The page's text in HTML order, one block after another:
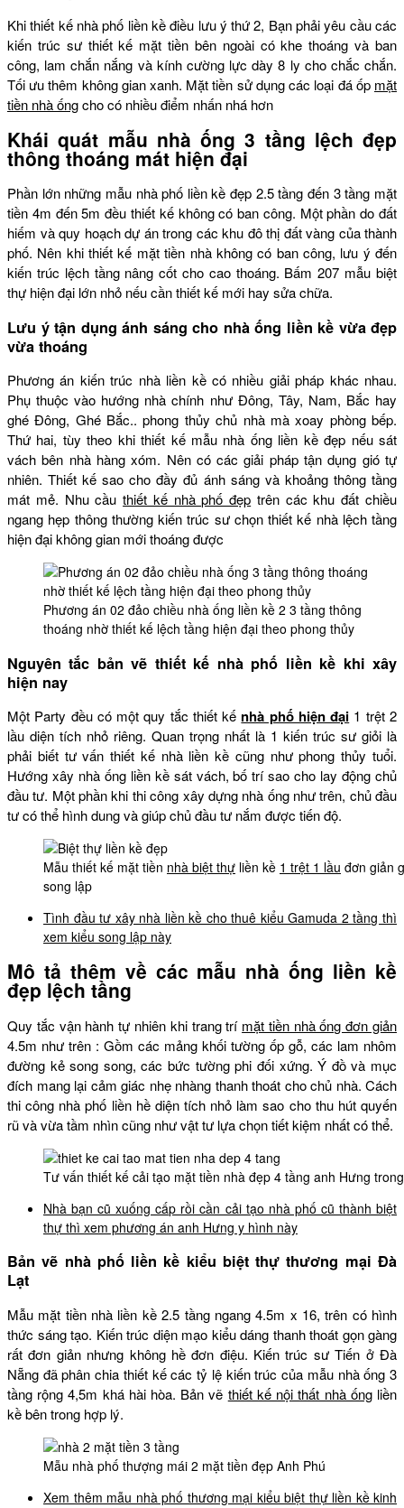
Khi thiết kế nhà phố liền kề điều lưu ý thứ 2, Bạn phải yêu cầu các
kiến trúc sư thiết kế mặt tiền bên ngoài có khe thoáng và ban
công, lam chắn nắng và kính cường lực dày 8 ly cho chắc chắn.
Tối ưu thêm không gian xanh. Mặt tiền sử dụng các loại đá ốp mặt
tiền nhà ốngcho có nhiều điểm nhấn nhá hơn
Khái quát mẫu nhà ống 3 tầng lệch đẹp
thông thoáng mát hiện đại
Phần lớn những mẫu nhà phố liền kề đẹp 2.5 tầng đến 3 tầng mặt
tiền 4m đến 5m đều thiết kế không có ban công. Một phần do đất
hiếm và quy hoạch dự án trong các khu đô thị đất vàng của thành
phố. Nên khi thiết kế mặt tiền nhà không có ban công, lưu ý đến
kiến trúc lệch tầng nâng cốt cho cao thoáng. Bấm 207 mẫu biệt
thự hiện đại lớn nhỏ nếu cần thiết kế mới hay sửa chữa.
Lưu ý tận dụng ánh sáng cho nhà ống liền kề vừa đẹp
vừa thoáng
Phương án kiến trúc nhà liền kề có nhiều giải pháp khác nhau.
Phụ thuộc vào hướng nhà chính như Đông, Tây, Nam, Bắc hay
ghé Đông, Ghé Bắc.. phong thủy chủ nhà mà xoay phòng bếp.
Thứ hai, tùy theo khi thiết kế mẫu nhà ống liền kề đẹp nếu sát
vách bên nhà hàng xóm. Nên có các giải pháp tận dụng gió tự
nhiên. Thiết kế sao cho đầy đủ ánh sáng và khoảng thông tầng
mát mẻ. Nhu cầuthiết kế nhà phố đẹp trên các khu đất chiều
ngang hẹp thông thường kiến trúc sư chọn thiết kế nhà lệch tầng
hiện đại không gian mới thoáng được
Phương án 02 đảo chiều nhà ống liền kề 2 3 tầng thông
thoáng nhờ thiết kế lệch tầng hiện đại theo phong thủy
Nguyên tắc bản vẽ thiết kế nhà phố liền kề khi xây
hiện nay
Một Party đều có một quy tắc thiết kế nhà phố hiện đại 1 trệt 2
lầu diện tích nhỏ riêng. Quan trọng nhất là 1 kiến trúc sư giỏi là
phải biết tư vấn thiết kế nhà liền kề cũng như phong thủy tuổi.
Hướng xây nhà ống liền kề sát vách, bố trí sao cho lay động chủ
đầu tư. Một phần khi thi công xây dựng nhà ống như trên, chủ đầu
tư có thể hình dung và giúp chủ đầu tư nắm được tiến độ.
Mẫu thiết kế mặt tiền nhà biệt thự liền kề 1 trệt 1 lầu đơn giản
song lập
Tình đầu tư xây nhà liền kề cho thuê kiểu Gamuda 2 tầng thì
xem kiểu song lập này
Mô tả thêm về các mẫu nhà ống liền kề
đẹp lệch tầng
Quy tắc vận hành tự nhiên khi trang trí mặt tiền nhà ống đơn giản
4.5m như trên : Gồm các mảng khối tường ốp gỗ, các lam nhôm
đường kẻ song song, các bức tường phi đối xứng. Ý đồ và mục
đích mang lại cảm giác nhẹ nhàng thanh thoát cho chủ nhà. Cách
thi công nhà phố liền hề diện tích nhỏ làm sao cho thu hút quyến
rũ và vừa tầm nhìn cũng như vật tư lựa chọn tiết kiệm nhất có thể.
Tư vấn thiết kế cải tạo mặt tiền nhà đẹp 4 tầng anh Hưng
Nhà bạn cũ xuống cấp rồi cần cải tạo nhà phố cũ thành biệt
thự thì xem phương án anh Hưng y hình này
Bản vẽ nhà phố liền kề kiểu biệt thự thương mại Đà
Lạt
Mẫu mặt tiền nhà liền kề 2.5 tầng ngang 4.5m x 16, trên có hình
thức sáng tạo. Kiến trúc diện mạo kiểu dáng thanh thoát gọn gàng
rất đơn giản nhưng không hề đơn điệu. Kiến trúc sư Tiến ở Đà
Nẵng đã phân chia thiết kế các tỷ lệ kiến trúc của mẫu nhà ống 3
tầng rộng 4,5m khá hài hòa. Bản vẽ thiết kế nội thất nhà ốngliền
kề bên trong hợp lý.
Mẫu nhà phố thượng mái 2 mặt tiền đẹp Anh Phú
Xem thêm mẫu nhà phố thương mại kiểu biệt thự liền kề kinh